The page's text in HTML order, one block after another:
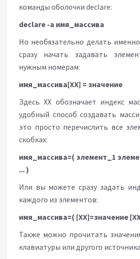
команды оболочки declare:
declare -a имя_массива
Но необязательно делать
сразу начать задавать
нужным номерам:
имя_массива[XX] = значение
Здесь XX обозначает индекс
удобный способ создавать
это просто перечислить все
скобках:
имя_массива=( элемент_1
...)
Или вы можете сразу задать
каждого из элементов:
имя_массива=( [XX]=значение [
Также можно прочитать
клавиатуры или другого